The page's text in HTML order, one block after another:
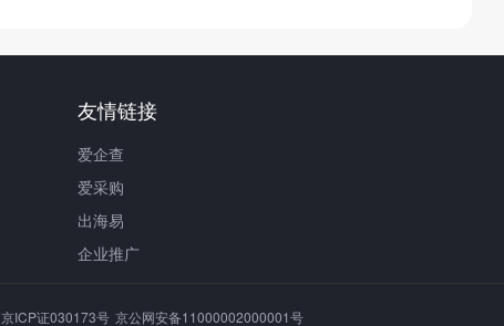
友情链接
爱企查
爱采购
出海易
企业推广
京ICP证030173号 京公网安备11000002000001号